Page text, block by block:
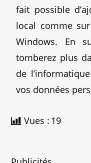
fait possible
local comme
Windows. En
tomberez plus
de
vos données
Vues : 19